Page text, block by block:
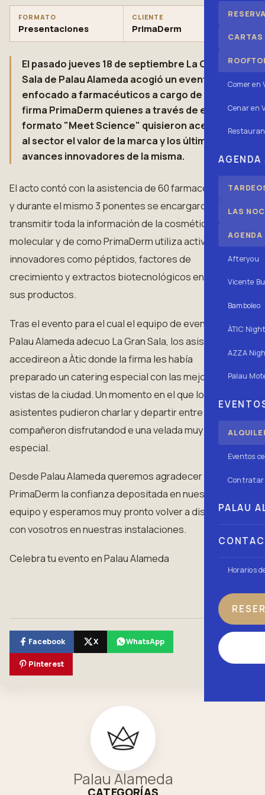
CARTAS
Comer en
Cenar en
AGENDA
LAS
Afteryou
Vicente
Bamboleo
ÀTIC
AZZA
Palau
Eventos
Contratar
PALAU
Horarios
FORMATO
Presentaciones
CLIENTE
PrimaDerm
El pasado jueves 18 de septiembre La Gran
Sala de Palau Alameda acogió un evento
enfocado a farmacéuticos a cargo de la
firma PrimaDerm quienes a través de este
formato "Meet Science" quisieron acercar
al sector el valor de la marca y los últimos
avances innovadores de la misma.
El acto contó con la asistencia de 60 farmacéuticos
y durante el mismo 3 ponentes se encargaron de
transmitir toda la información de la cosmética
molecular y de como PrimaDerm utiliza activos
innovadores como péptidos, factores de
crecimiento y extractos biotecnológicos en todos
sus productos.
Tras el evento para el cual el equipo de eventos de
Palau Alameda adecuo La Gran Sala, los asistentos
accedireon a Àtic donde la firma les había
preparado un catering especial con las mejores
vistas de la ciudad. Un momento en el que los
asistentes pudieron charlar y departir entre
compañeron disfrutandod e una velada muy
especial.
Desde Palau Alameda queremos agradecer a
PrimaDerm la confianza depositada en nuestro
equipo y esperamos muy pronto volver a disfrutar
con vosotros en nuestras instalaciones.
Celebra tu evento en Palau Alameda
Facebook X WhatsApp
Pinterest
Palau Alameda
CATEGORÍAS